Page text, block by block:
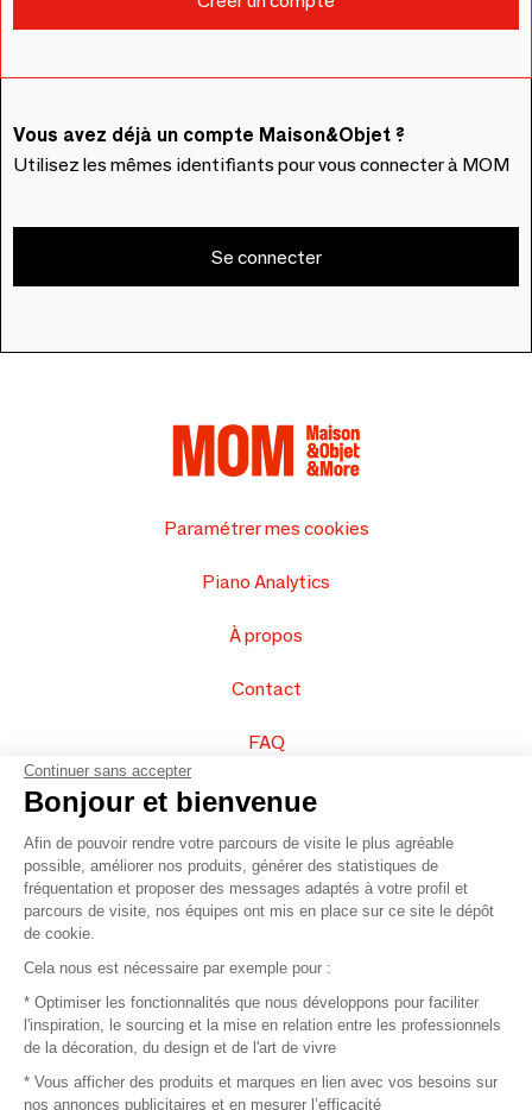
Vous avez déjà un compte Maison&Objet ?
Utilisez les mêmes identifiants pour vous connecter à MOM
Se connecter
Paramétrer mes cookies
Piano Analytics
À propos
Contact
FAQ
Vendez vos produits
Plan du site
© 2016 –Organisation SAFI
Recrutement
Continuer sans accepter
Bonjour et bienvenue
Afin de pouvoir rendre votre parcours de visite le plus agréable
possible, améliorer nos produits, générer des statistiques de
fréquentation et proposer des messages adaptés à votre profil et
parcours de visite, nos équipes ont mis en place sur ce site le dépôt
de cookie.
Cela nous est nécessaire par exemple pour :
* Optimiser les fonctionnalités que nous développons pour faciliter
l'inspiration, le sourcing et la mise en relation entre les professionnels
de la décoration, du design et de l'art de vivre
* Vous afficher des produits et marques en lien avec vos besoins sur
nos annonces publicitaires et en mesurer l’efficacité